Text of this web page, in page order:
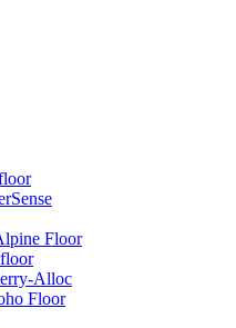
Floor
Alloc
Floor